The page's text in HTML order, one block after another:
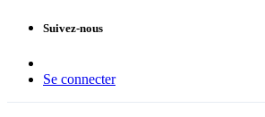
Suivez-nous
Se connecter